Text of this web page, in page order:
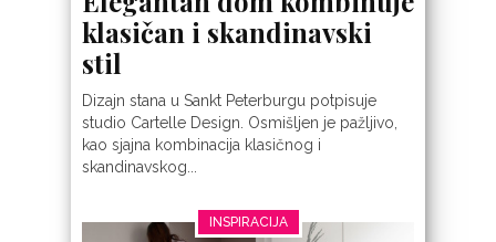
klasičan i skandinavski
stil
Dizajn stana u Sankt Peterburgu potpisuje
studio Cartelle Design. Osmišljen je pažljivo,
kao sjajna kombinacija klasičnog i
skandinavskog...
INSPIRACIJA